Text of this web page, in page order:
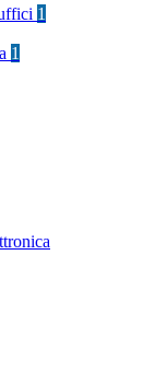
1
1